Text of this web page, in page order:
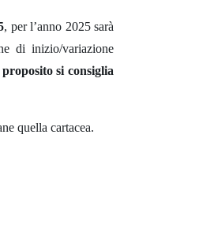
, per l’anno 2025 sarà
di inizio/variazione
si consiglia
quella cartacea.